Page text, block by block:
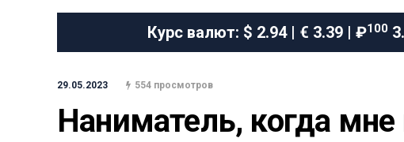
Курс валют: $ 2.94 | € 3.39 | ₽100
29.05.2023 554 просмотров
Наниматель, когда мне